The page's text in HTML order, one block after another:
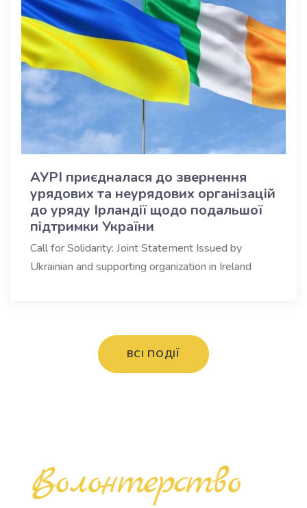
АУРІ приєдналася до звернення
урядових та неурядових організацій
до уряду Ірландії щодо подальшої
підтримки України
Call for Solidarity: Joint Statement Issued by
Ukrainian and supporting organization in Ireland
ВСІ ПОДІЇ
Волонтерство